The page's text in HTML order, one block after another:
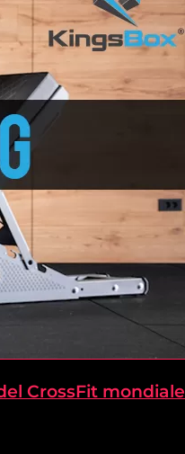
CrossFit mondiale